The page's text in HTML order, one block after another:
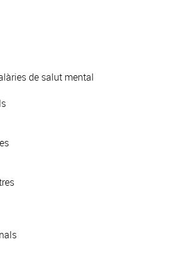
de salut mental